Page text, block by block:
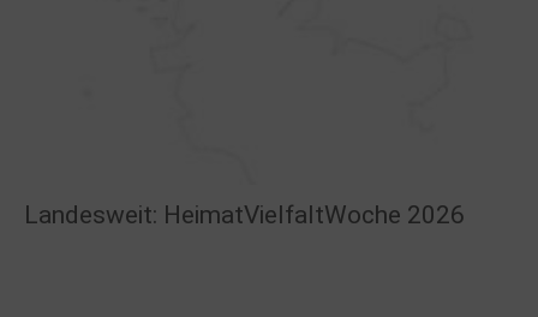
Landesweit: HeimatVielfaltWoche 2026